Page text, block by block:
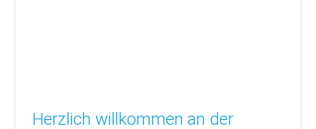
Herzlich willkommen an der